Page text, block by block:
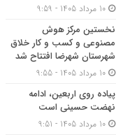
نخستین مرکز هوش
مصنوعی و کسب‌ و کار خلاق
شهرستان شهرضا افتتاح شد
پیاده روی اربعین، ادامه
نهضت حسینی است